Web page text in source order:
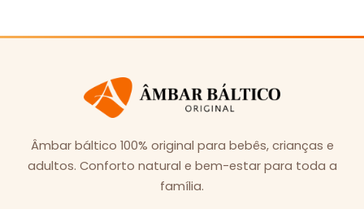
Âmbar báltico 100% original para bebês, crianças e
adultos. Conforto natural e bem-estar para toda a
família.